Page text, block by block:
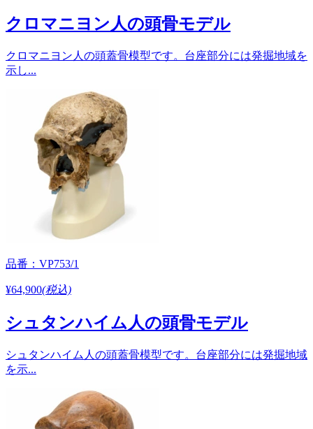
クロマニヨン人の頭骨モデル
クロマニヨン人の頭蓋骨模型です。台座部分には発掘地域を
示し...
品番：VP753/1
¥64,900(税込)
シュタンハイム人の頭骨モデル
シュタンハイム人の頭蓋骨模型です。台座部分には発掘地域
を示...